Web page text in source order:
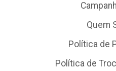
Quem
Política de
Política de